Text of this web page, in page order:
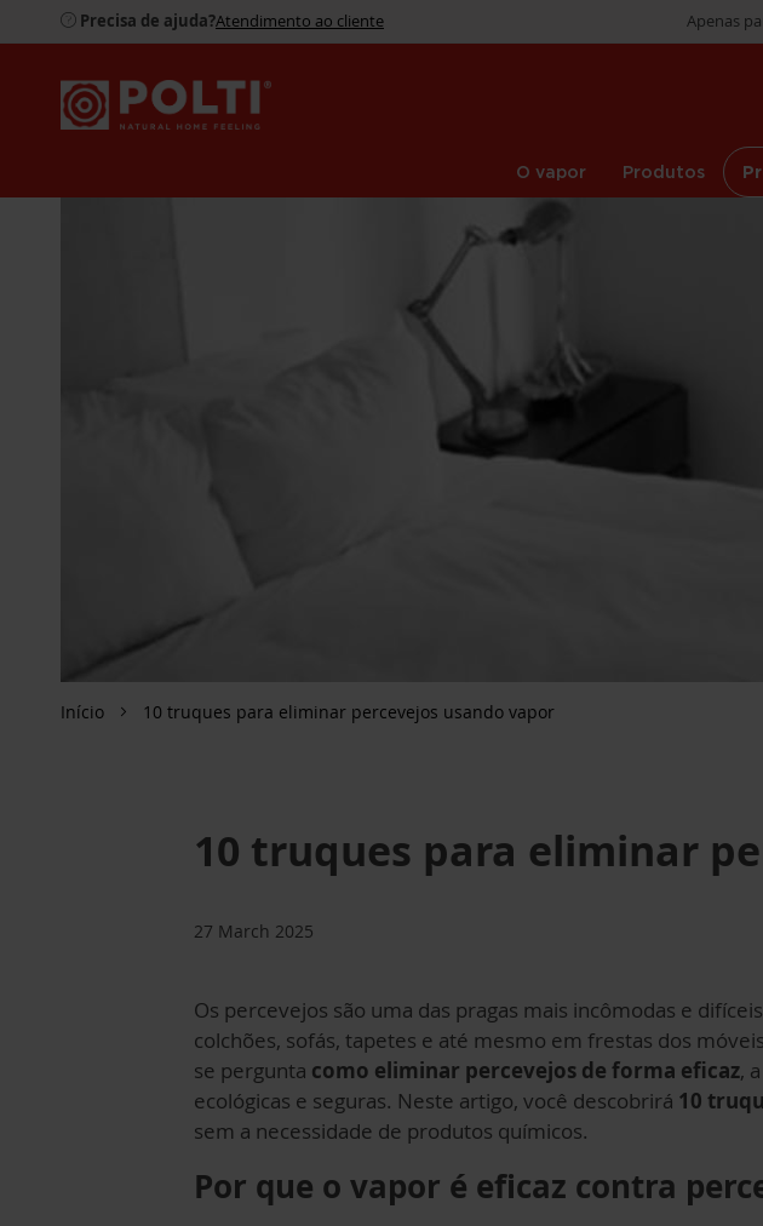
Precisa de ajuda?Atendimento ao cliente Apenas
O vapor Produtos
Início 10 truques para eliminar percevejos usando vapor
10 truques para eliminar
27 March 2025
Os percevejos são uma das pragas mais incômodas e
colchões, sofás, tapetes e até mesmo em frestas dos
se pergunta como eliminar percevejos de forma eficaz,
ecológicas e seguras. Neste artigo, você descobrirá 10
sem a necessidade de produtos químicos.
Por que o vapor é eficaz contra